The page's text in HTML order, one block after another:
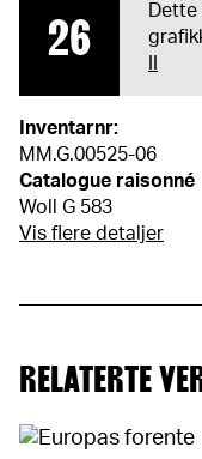
26
Inventarnr:
MM.G.00525-06
Catalogue raisonné
Woll G 583
Vis flere detaljer
RELATERTE